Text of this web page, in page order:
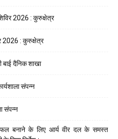
2026 : कुरुक्षेत्र
2026 : कुरुक्षेत्र
बाई दैनिक शाखा
संपन्न
संपन्न
सफल बनाने के लिए आर्य वीर दल के समस्त